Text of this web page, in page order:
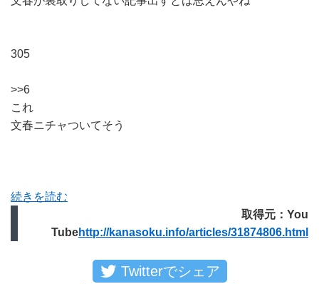
305
>>6
これ
文春ニチャついてそう
続きを読む
取得元：You
Tubehttp://kanasoku.info/articles/31874806.html
Twitterでシェア